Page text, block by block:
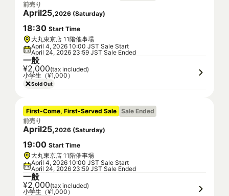
前売り
April25,2026 (Saturday)
18:30 Start Time
大丸東京店 11階催事場
April 4, 2026 10:00 JST Sale Start
April 24, 2026 23:59 JST Sale Ended
一般
¥2,000(tax included)
小学生（¥1,000）
Sold Out
First-Come, First-Served Sale Sale Ended
前売り
April25,2026 (Saturday)
19:00 Start Time
大丸東京店 11階催事場
April 4, 2026 10:00 JST Sale Start
April 24, 2026 23:59 JST Sale Ended
一般
¥2,000(tax included)
小学生（¥1,000）